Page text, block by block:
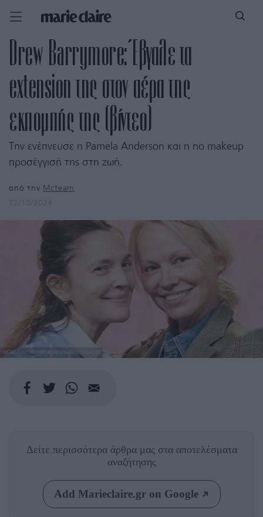
Drew Barrymore: Έβγαλε τα
extension της στον αέρα της
εκπομπής της (βίντεο)
Την ενέπνευσε η Pamela Anderson και η no makeup
προσέγγισή της στη ζωή.
από την Mcteam
INSTAGRAM.COM/@THEDREWBARRYMORSHOW
Δείτε περισσότερα άρθρα μας στα αποτελέσματα
αναζήτησης
Add Marieclaire.gr on Google